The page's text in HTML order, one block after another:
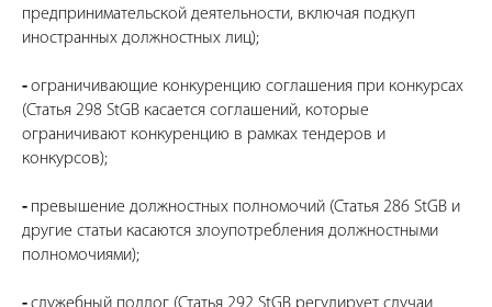
предпринимательской деятельности, включая подкуп
иностранных должностных лиц);
-ограничивающие конкуренцию соглашения при конкурсах
(Статья 298 StGB касается соглашений, которые
ограничивают конкуренцию в рамках тендеров и
конкурсов);
- превышение должностных полномочий (Статья 286 StGB и
другие статьи касаются злоупотребления должностными
полномочиями);
-служебный подлог (Статья 292 StGB регулирует случаи